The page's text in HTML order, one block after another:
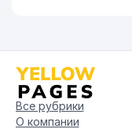
Все рубрики
О компании